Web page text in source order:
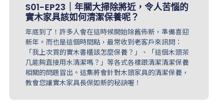
S01-EP23｜年關大掃除將近，令人苦惱的
實木家具該如何清潔保養呢？
年底到了！許多人會在這時候開始除舊佈新，準備喜迎
新年。而也是這個時間點，最常收到老客戶來訊問：
「我上次買的實木書櫃該怎麼保養？」、「這個木頭茶
几能夠直接用水清潔嗎？」等各式各樣跟清潔清潔保養
相關的問題冒出。這集將會針對木頭家具的清潔保養，
教會您讓實木家具長保如新的秘訣喔！